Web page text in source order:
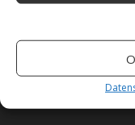
Als Amazon-